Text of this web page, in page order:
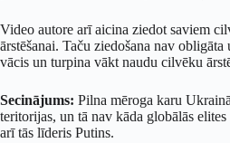
Video autore arī aicina ziedot saviem
ārstēšanai. Taču ziedošana nav
vācis un turpina vākt naudu cilvēku
Secinājums: Pilna mēroga karu
teritorijas, un tā nav kāda globālās
arī tās līderis Putins.